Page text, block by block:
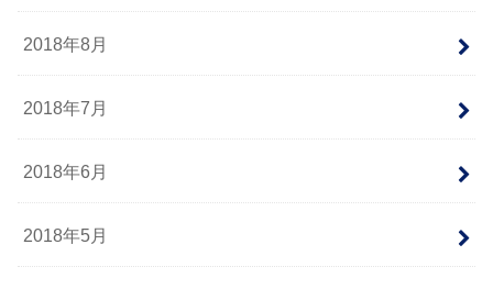
2018年8月
2018年7月
2018年6月
2018年5月